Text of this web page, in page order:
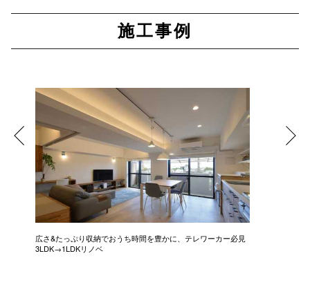
施工事例
広さ&たっぷり収納でおうち時間を豊かに、テレワーカー必見
3LDK→1LDKリノベ